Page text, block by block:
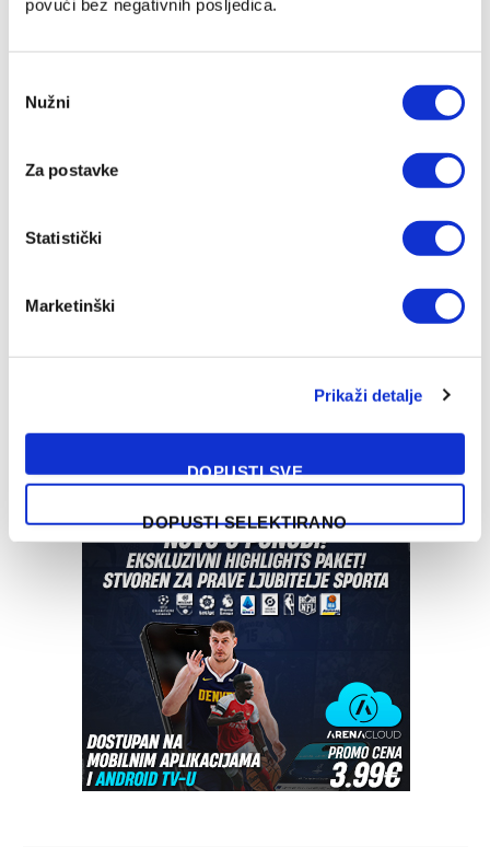
povući bez negativnih posljedica.
Selection
Nužni
Za postavke
Statistički
Marketinški
Prikaži detalje
DOPUSTI SVE
DOPUSTI SELEKTIRANO